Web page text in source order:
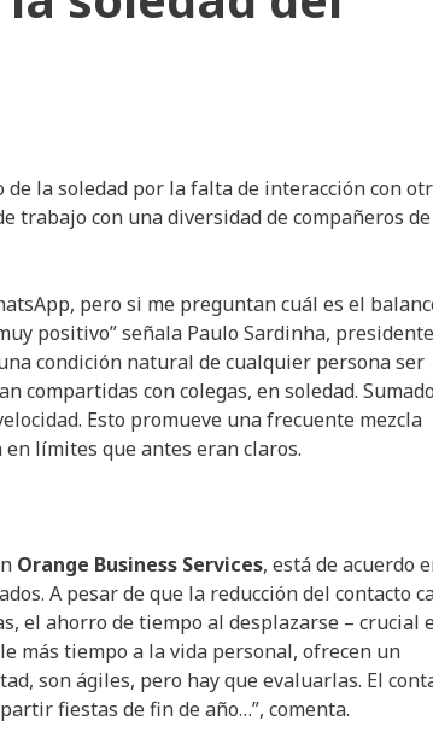
la soledad por la falta de interacción con
trabajo con una diversidad de compañeros de
pero si me preguntan cuál es el
positivo” señala Paulo Sardinha,
condición natural de cualquier persona ser
con colegas, en soledad.
Esto promueve una frecuente mezcla
límites que antes eran claros.
Orange Business Services, está de acuerdo
A pesar de que la reducción del contacto
el ahorro de tiempo al desplazarse – crucial
más tiempo a la vida personal, ofrecen un
son ágiles, pero hay que evaluarlas. El
fiestas de fin de año…”, comenta.